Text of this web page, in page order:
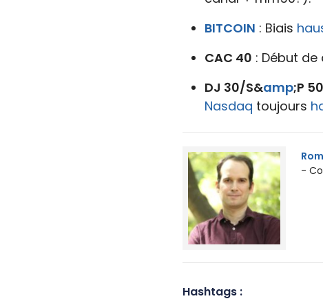
BITCOIN : Biais
CAC 40 : Début
DJ 30/S&amp;P
Nasdaq toujours
-
Hashtags :